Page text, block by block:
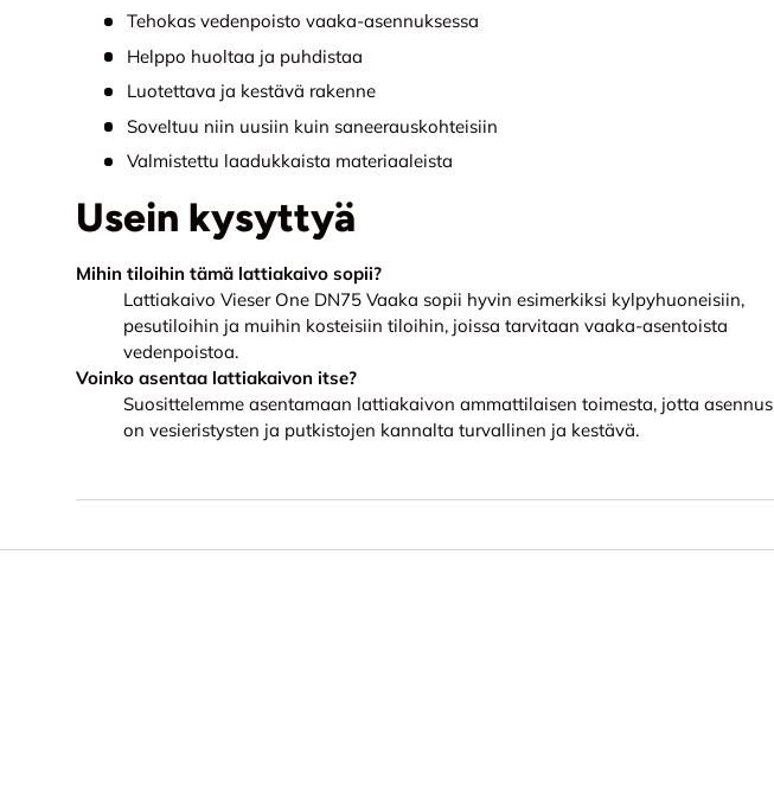
Tehokas vedenpoisto vaaka-asennuksessa
Helppo huoltaa ja puhdistaa
Luotettava ja kestävä rakenne
Soveltuu niin uusiin kuin saneerauskohteisiin
Valmistettu laadukkaista materiaaleista
Usein kysyttyä
Mihin tiloihin tämä lattiakaivo sopii?
Lattiakaivo Vieser One DN75 Vaaka sopii hyvin esimerkiksi kylpyhuoneisiin,
pesutiloihin ja muihin kosteisiin tiloihin, joissa tarvitaan vaaka-asentoista
vedenpoistoa.
Voinko asentaa lattiakaivon itse?
Suosittelemme asentamaan lattiakaivon ammattilaisen toimesta, jotta asennus
on vesieristysten ja putkistojen kannalta turvallinen ja kestävä.